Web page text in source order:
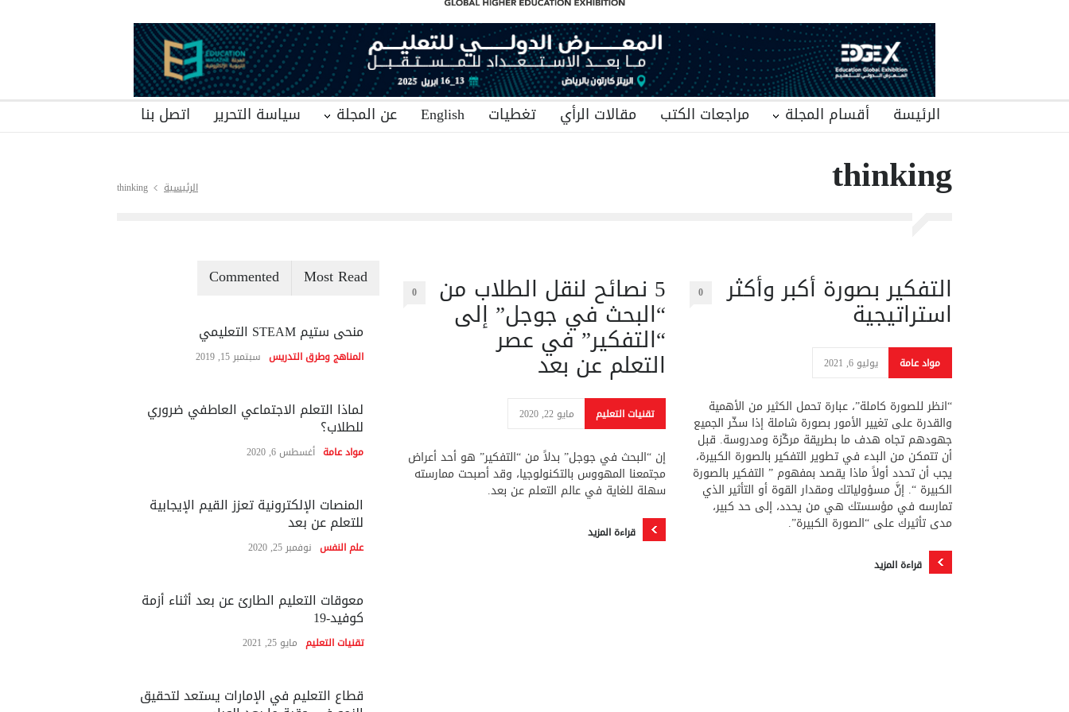
الرئيسة أقسام المجلة مراجعات الكتب مقالات الرأي تغطيات English عن المجلة سياسة التحرير اتصل بنا
thinking الرئيسية thinking
التفكير بصورة أكبر وأكثر
استراتيجية
0
مواد عامة يوليو 6, 2021
“انظر للصورة كاملة”، عبارة تحمل الكثير من الأهمية
والقدرة على تغيير الأمور بصورة شاملة إذا سخّر الجميع
جهودهم تجاه هدف ما بطريقة مركّزة ومدروسة. قبل
أن تتمكن من البدء في تطوير التفكير بالصورة الكبيرة،
يجب أن تحدد أولاً ماذا يقصد بمفهوم ” التفكير بالصورة
الكبيرة “. إنَّ مسؤولياتك ومقدار القوة أو التأثير الذي
تمارسه في مؤسستك هي من يحدد، إلى حد كبير،
مدى تأثيرك على “الصورة الكبيرة”.
قراءة المزيد
5 نصائح لنقل الطلاب من
“البحث في جوجل” إلى
“التفكير” في عصر
التعلم عن بعد
0
تقنيات التعليم مايو 22, 2020
إن “البحث في جوجل” بدلاً من “التفكير” هو أحد أعراض
مجتمعنا المهووس بالتكنولوجيا، وقد أصبحت ممارسته
سهلة للغاية في عالم التعلم عن بعد.
قراءة المزيد
Most Read
Commented
منحى ستيم STEAM التعليمي
المناهج وطرق التدريس سبتمبر 15, 2019
لماذا التعلم الاجتماعي العاطفي ضروري
للطلاب؟
مواد عامة أغسطس 6, 2020
المنصات الإلكترونية تعزز القيم الإيجابية
للتعلم عن بعد
علم النفس نوفمبر 25, 2020
معوقات التعليم الطارئ عن بعد أثناء أزمة
كوفيد-19
تقنيات التعليم مايو 25, 2021
قطاع التعليم في الإمارات يستعد لتحقيق